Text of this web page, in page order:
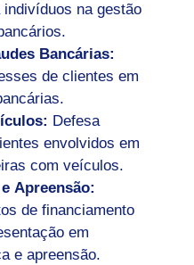
na gestão
Bancárias:
de clientes em
Defesa
envolvidos em
com veículos.
Apreensão:
de financiamento
em
e apreensão.